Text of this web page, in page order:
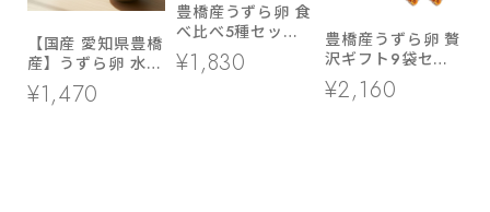
【国産 愛知県豊橋
産】うずら卵 水煮
チルド 1kg(約100
個)（業務用・冷
¥1,470
豊橋産うずら卵 食
べ比べ5種セット
国産 燻製醤油 ピ
リ辛 味カレー風
¥1,830
豊橋産うずら卵 贅
沢ギフト9袋セッ
ト 国産燻製と人気
スパイス卵の詰め
¥2,160